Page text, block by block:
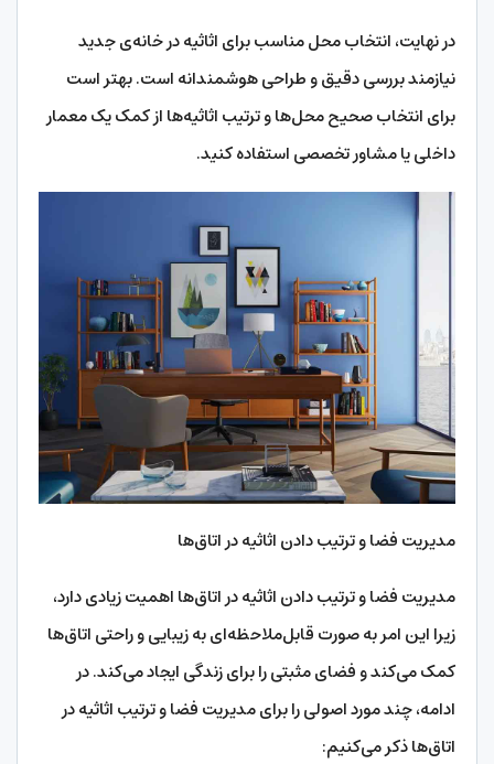
در نهایت، انتخاب محل مناسب برای اثاثیه در خانه‌ی جدید
نیازمند بررسی دقیق و طراحی هوشمندانه است. بهتر است
برای انتخاب صحیح محل‌ها و ترتیب اثاثیه‌ها از کمک یک معمار
داخلی یا مشاور تخصصی استفاده کنید.
مدیریت فضا و ترتیب دادن اثاثیه در اتاق‌ها
مدیریت فضا و ترتیب دادن اثاثیه در اتاق‌ها اهمیت زیادی دارد،
زیرا این امر به صورت قابل‌ملاحظه‌ای به زیبایی و راحتی اتاق‌ها
کمک می‌کند و فضای مثبتی را برای زندگی ایجاد می‌کند. در
ادامه، چند مورد اصولی را برای مدیریت فضا و ترتیب اثاثیه در
اتاق‌ها ذکر می‌کنیم: